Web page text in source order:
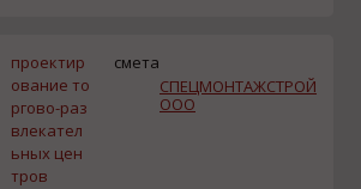
проектир
ование то
ргово-раз
влекател
ьных цен
тров
смета
СПЕЦМОНТАЖСТРОЙ
ООО